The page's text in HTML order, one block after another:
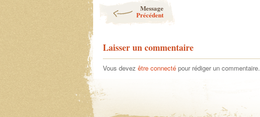
Message
Précédent
Laisser un commentaire
Vous devez être connecté pour rédiger un commentaire.